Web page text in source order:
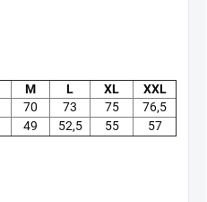
M L XL
XXL
70 73 75
76,5
49 52,5 55 57